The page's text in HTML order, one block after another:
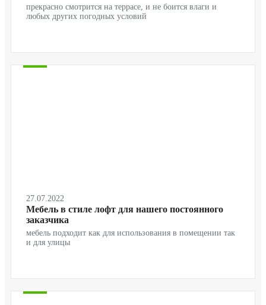
прекрасно смотрится на террасе, и не боится влаги и
любых других погодных условий
27.07.2022
Мебель в стиле лофт для нашего постоянного
заказчика
мебель подходит как для использования в помещении так
и для улицы